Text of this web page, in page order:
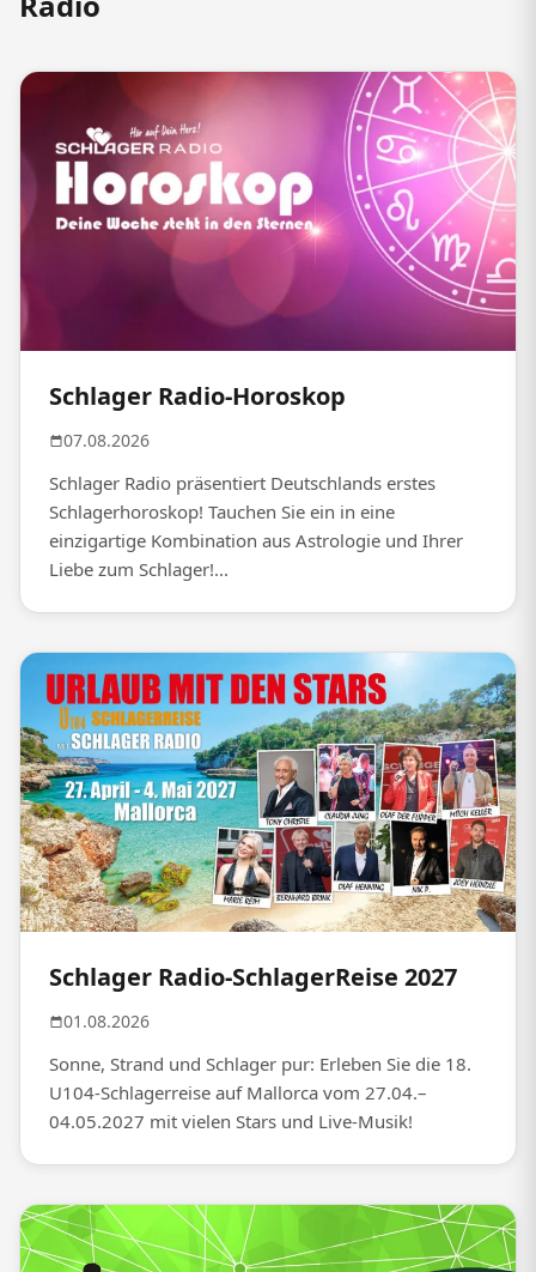
Schlager Radio-Horoskop
07.08.2026
Schlager Radio präsentiert Deutschlands erstes
Schlagerhoroskop! Tauchen Sie ein in eine
einzigartige Kombination aus Astrologie und Ihrer
Liebe zum Schlager!...
Schlager Radio-SchlagerReise 2027
01.08.2026
Sonne, Strand und Schlager pur: Erleben Sie die 18.
U104-Schlagerreise auf Mallorca vom 27.04.–
04.05.2027 mit vielen Stars und Live-Musik!